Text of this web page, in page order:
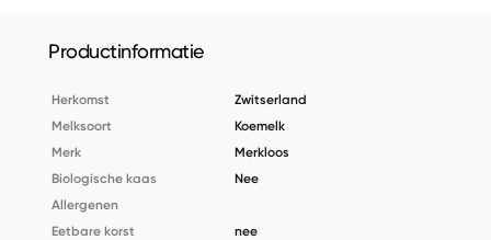
Productinformatie
Herkomst
Zwitserland
Melksoort
Koemelk
Merk
Merkloos
Biologische kaas
Nee
Allergenen
Eetbare korst
nee